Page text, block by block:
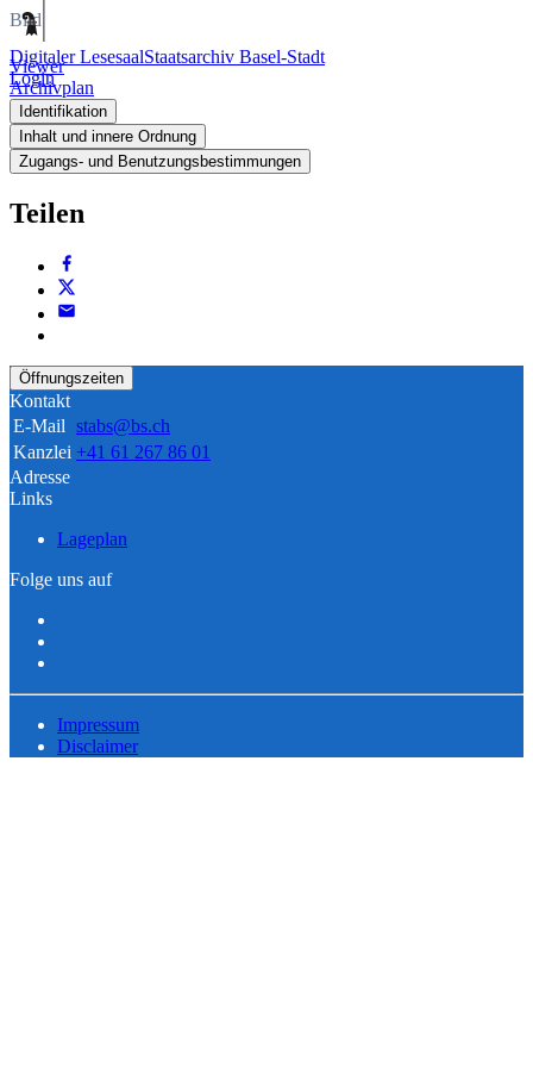
Digitaler LesesaalStaatsarchiv Basel-Stadt
Login
Bild
Viewer
Archivplan
Identifikation
Inhalt und innere Ordnung
Zugangs- und Benutzungsbestimmungen
Teilen
Öffnungszeiten
Kontakt
E-Mail stabs@bs.ch
Kanzlei +41 61 267 86 01
Adresse
Links
Lageplan
Folge uns auf
Impressum
Disclaimer